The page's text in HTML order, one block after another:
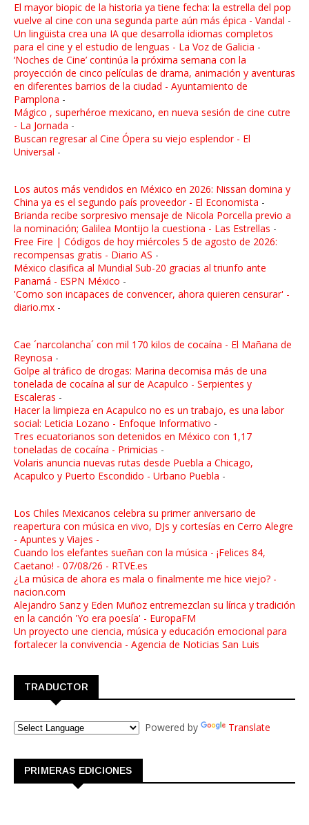
El mayor biopic de la historia ya tiene fecha: la estrella del pop
vuelve al cine con una segunda parte aún más épica - Vandal -
Un lingüista crea una IA que desarrolla idiomas completos
para el cine y el estudio de lenguas - La Voz de Galicia -
‘Noches de Cine’ continúa la próxima semana con la
proyección de cinco películas de drama, animación y aventuras
en diferentes barrios de la ciudad - Ayuntamiento de
Pamplona -
Mágico , superhéroe mexicano, en nueva sesión de cine cutre
- La Jornada -
Buscan regresar al Cine Ópera su viejo esplendor - El
Universal -
Los autos más vendidos en México en 2026: Nissan domina y
China ya es el segundo país proveedor - El Economista -
Brianda recibe sorpresivo mensaje de Nicola Porcella previo a
la nominación; Galilea Montijo la cuestiona - Las Estrellas -
Free Fire | Códigos de hoy miércoles 5 de agosto de 2026:
recompensas gratis - Diario AS -
México clasifica al Mundial Sub-20 gracias al triunfo ante
Panamá - ESPN México -
'Como son incapaces de convencer, ahora quieren censurar' -
diario.mx -
Cae ´narcolancha´ con mil 170 kilos de cocaína - El Mañana de
Reynosa -
Golpe al tráfico de drogas: Marina decomisa más de una
tonelada de cocaína al sur de Acapulco - Serpientes y
Escaleras -
Hacer la limpieza en Acapulco no es un trabajo, es una labor
social: Leticia Lozano - Enfoque Informativo -
Tres ecuatorianos son detenidos en México con 1,17
toneladas de cocaína - Primicias -
Volaris anuncia nuevas rutas desde Puebla a Chicago,
Acapulco y Puerto Escondido - Urbano Puebla -
Los Chiles Mexicanos celebra su primer aniversario de
reapertura con música en vivo, DJs y cortesías en Cerro Alegre
- Apuntes y Viajes -
Cuando los elefantes sueñan con la música - ¡Felices 84,
Caetano! - 07/08/26 - RTVE.es
¿La música de ahora es mala o finalmente me hice viejo? -
nacion.com
Alejandro Sanz y Eden Muñoz entremezclan su lírica y tradición
en la canción 'Yo era poesía' - EuropaFM
Un proyecto une ciencia, música y educación emocional para
fortalecer la convivencia - Agencia de Noticias San Luis
TRADUCTOR
Powered by Translate
PRIMERAS EDICIONES